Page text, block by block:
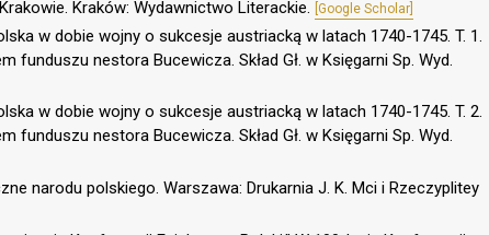
Kraków: Wydawnictwo Literackie. [Google Scholar]
w dobie wojny o sukcesje austriacką w latach 1740-1745. T. 1.
funduszu nestora Bucewicza. Skład Gł. w Księgarni Sp. Wyd.
w dobie wojny o sukcesje austriacką w latach 1740-1745. T. 2.
funduszu nestora Bucewicza. Skład Gł. w Księgarni Sp. Wyd.
narodu polskiego. Warszawa: Drukarnia J. K. Mci i Rzeczyplitey